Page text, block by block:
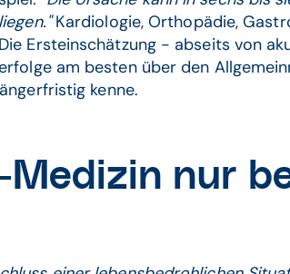
Kardiologie, Orthopädie,
Ersteinschätzung - abseits von
am besten über den
kenne.
Medizin nur